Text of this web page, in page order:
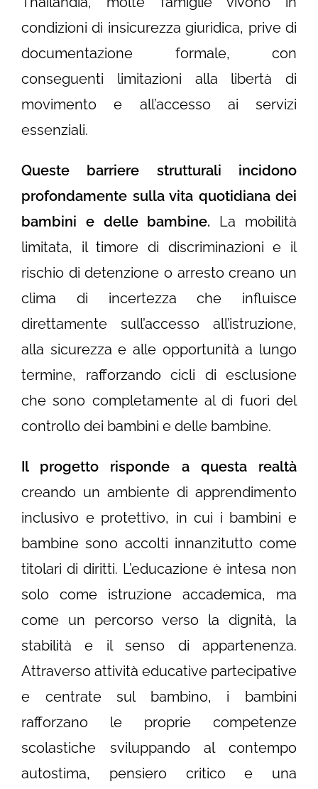
condizioni di insicurezza giuridica, prive di
documentazione formale, con
conseguenti limitazioni alla libertà di
movimento e all’accesso ai servizi
essenziali.
Queste barriere strutturali incidono
profondamente sulla vita quotidiana dei
bambini e delle bambine. La mobilità
limitata, il timore di discriminazioni e il
rischio di detenzione o arresto creano un
clima di incertezza che influisce
direttamente sull’accesso all’istruzione,
alla sicurezza e alle opportunità a lungo
termine, rafforzando cicli di esclusione
che sono completamente al di fuori del
controllo dei bambini e delle bambine.
Il progetto risponde a questa realtà
creando un ambiente di apprendimento
inclusivo e protettivo, in cui i bambini e
bambine sono accolti innanzitutto come
titolari di diritti. L’educazione è intesa non
solo come istruzione accademica, ma
come un percorso verso la dignità, la
stabilità e il senso di appartenenza.
Attraverso attività educative partecipative
e centrate sul bambino, i bambini
rafforzano le proprie competenze
scolastiche sviluppando al contempo
autostima, pensiero critico e una